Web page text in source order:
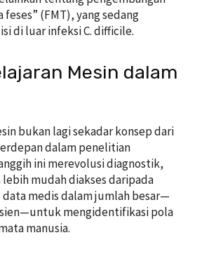
(FMT), yang sedang
di luar infeksi C. difficile.
Mesin dalam
bukan lagi sekadar konsep dari
dalam penelitian
ini merevolusi diagnostik,
mudah diakses daripada
medis dalam jumlah besar—
mengidentifikasi pola
manusia.